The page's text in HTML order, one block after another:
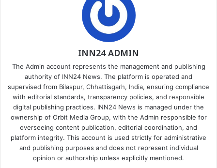
INN24 ADMIN
The Admin account represents the management and publishing
authority of INN24 News. The platform is operated and
supervised from Bilaspur, Chhattisgarh, India, ensuring compliance
with editorial standards, transparency policies, and responsible
digital publishing practices. INN24 News is managed under the
ownership of Orbit Media Group, with the Admin responsible for
overseeing content publication, editorial coordination, and
platform integrity. This account is used strictly for administrative
and publishing purposes and does not represent individual
opinion or authorship unless explicitly mentioned.